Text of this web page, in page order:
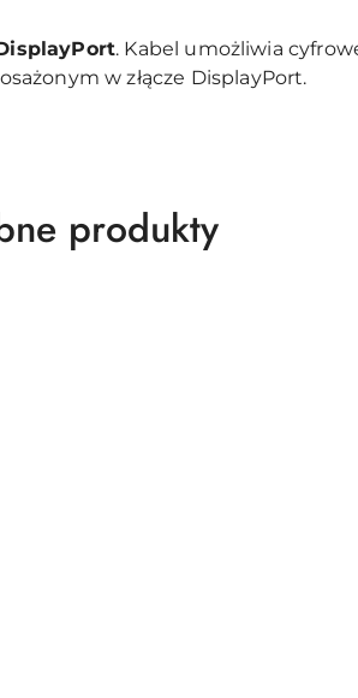
. Kabel umożliwia
w złącze DisplayPort.
produkty